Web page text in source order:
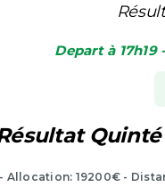
Depart à
Allocation: 19200€ -